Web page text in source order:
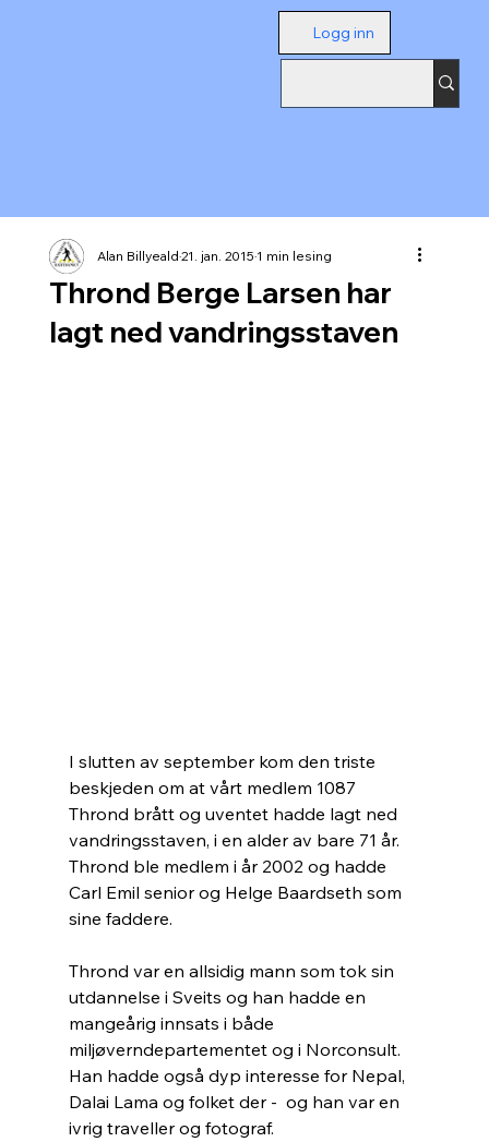
Logg inn
Thrond Berge Larsen har
lagt ned vandringsstaven
Alan Billyeald21. jan. 20151 min lesing
I slutten av september kom den triste
beskjeden om at vårt medlem 1087
Thrond brått og uventet hadde lagt ned
vandringsstaven, i en alder av bare 71 år.
Thrond ble medlem i år 2002 og hadde
Carl Emil senior og Helge Baardseth som
sine faddere.
Thrond var en allsidig mann som tok sin
utdannelse i Sveits og han hadde en
mangeårig innsats i både
miljøverndepartementet og i Norconsult.
Han hadde også dyp interesse for Nepal,
Dalai Lama og folket der -  og han var en
ivrig traveller og fotograf.